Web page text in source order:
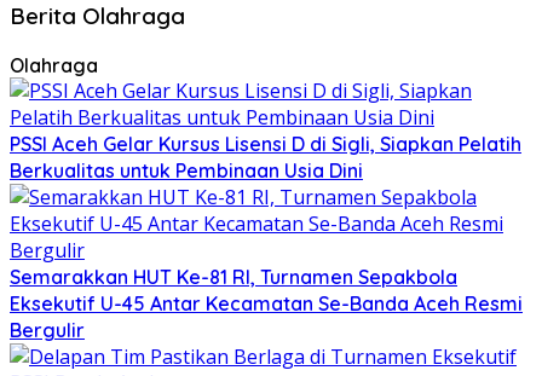
Berita Olahraga
Olahraga
PSSI Aceh Gelar Kursus Lisensi D di Sigli, Siapkan Pelatih
Berkualitas untuk Pembinaan Usia Dini
Semarakkan HUT Ke-81 RI, Turnamen Sepakbola
Eksekutif U-45 Antar Kecamatan Se-Banda Aceh Resmi
Bergulir